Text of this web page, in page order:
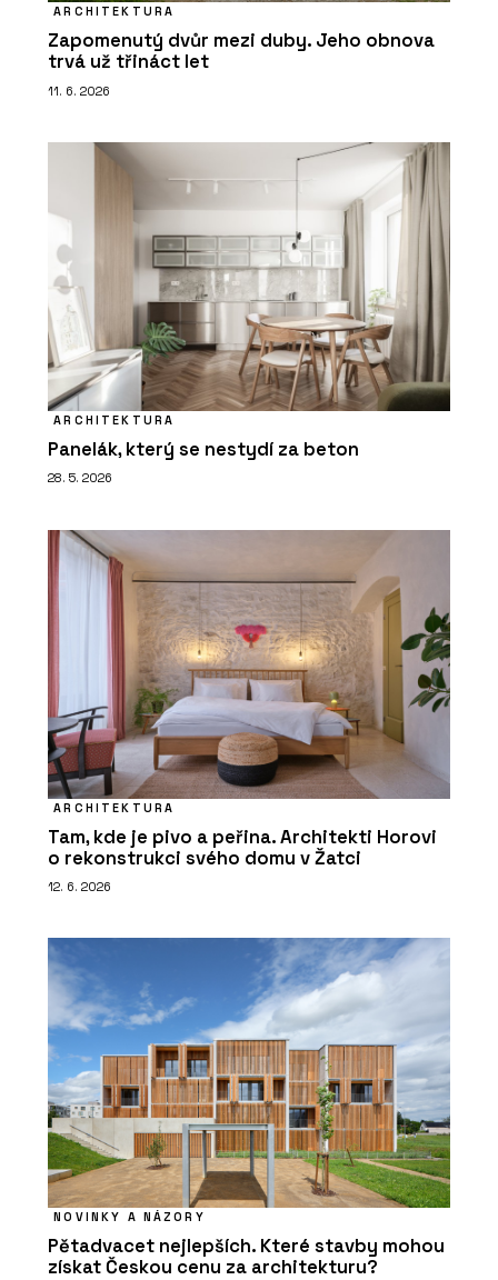
ARCHITEKTURA
Zapomenutý dvůr mezi duby. Jeho obnova
trvá už třináct let
11. 6. 2026
ARCHITEKTURA
Panelák, který se nestydí za beton
28. 5. 2026
ARCHITEKTURA
Tam, kde je pivo a peřina. Architekti Horovi
o rekonstrukci svého domu v Žatci
12. 6. 2026
NOVINKY A NÁZORY
Pětadvacet nejlepších. Které stavby mohou
získat Českou cenu za architekturu?